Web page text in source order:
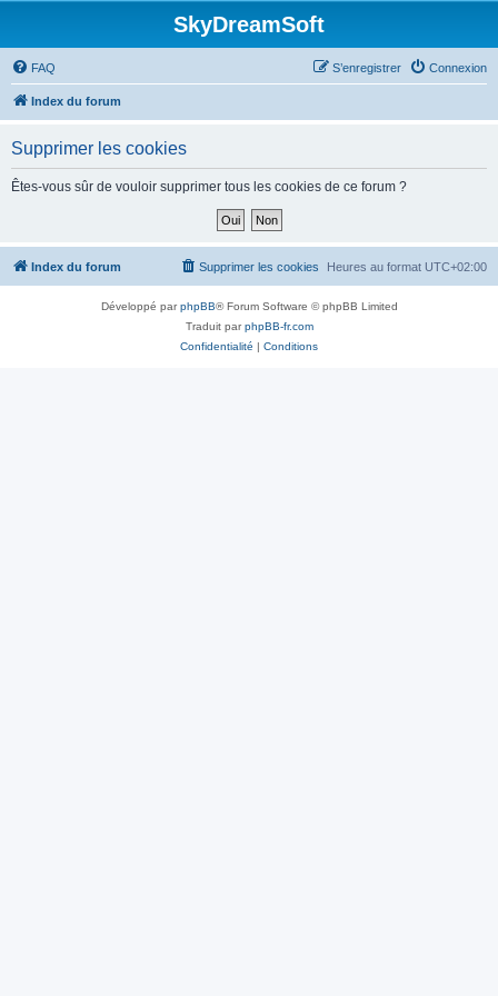
SkyDreamSoft
FAQ Connexion
S’enregistrer
Index du forum
Supprimer les cookies
Êtes-vous sûr de vouloir supprimer tous les cookies de ce forum ?
Index du forum Heures au format UTC+02:00
Supprimer les cookies
Développé parphpBB® Forum Software © phpBB Limited
Traduit parphpBB-fr.com
Confidentialité | Conditions